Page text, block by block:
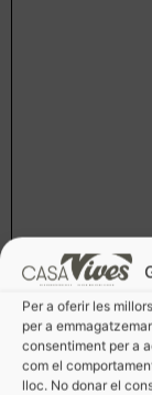
Per a oferir les
per a
consentiment per a
com el
lloc. No donar el